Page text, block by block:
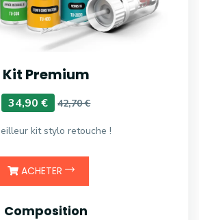
Kit Premium
34,90 € 42,70 €
kit stylo retouche !
ACHETER
Composition